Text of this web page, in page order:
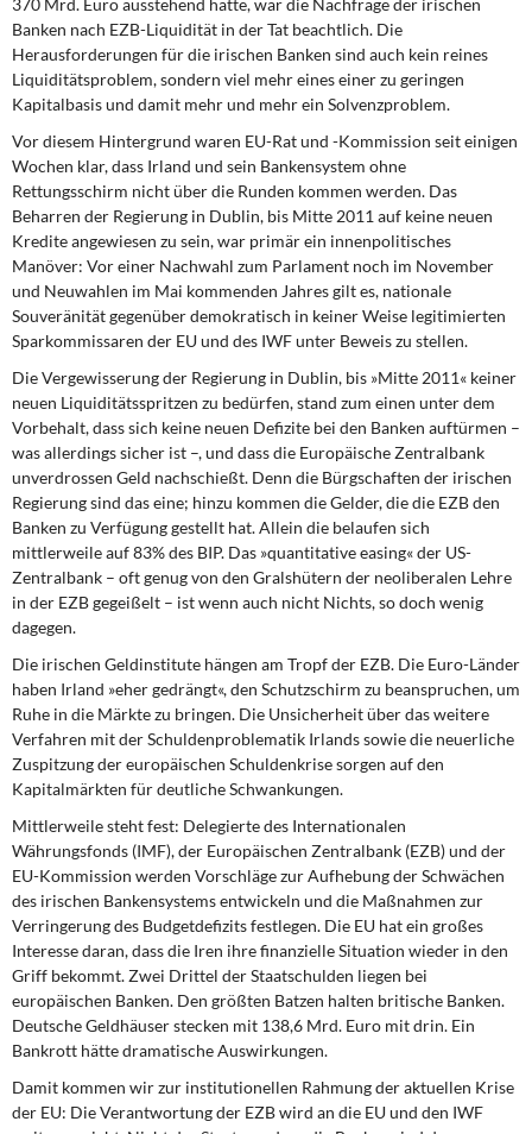
370 Mrd. Euro ausstehend hatte, war die Nachfrage der irischen
Banken nach EZB-Liquidität in der Tat beachtlich. Die
Herausforderungen für die irischen Banken sind auch kein reines
Liquiditätsproblem, sondern viel mehr eines einer zu geringen
Kapitalbasis und damit mehr und mehr ein Solvenzproblem.
Vor diesem Hintergrund waren EU-Ratund -Kommission seit einigen
Wochen klar, dass Irland und sein Bankensystem ohne
Rettungsschirm nicht über die Runden kommen werden. Das
Beharren der Regierung in Dublin, bis Mitte 2011 auf keine neuen
Kredite angewiesen zu sein, war primär ein innenpolitisches
Manöver: Vor einer Nachwahl zum Parlament noch im November
und Neuwahlen im Mai kommenden Jahres gilt es, nationale
Souveränität gegenüber demokratisch in keiner Weise legitimierten
Sparkommissaren der EU und des IWF unter Beweis zu stellen.
Die Vergewisserung der Regierung in Dublin, bis »Mitte 2011« keiner
neuen Liquiditätsspritzen zu bedürfen, stand zum einen unter dem
Vorbehalt, dass sich keine neuen Defizite bei den Banken auftürmen –
was allerdings sicher ist –, und dass die Europäische Zentralbank
unverdrossen Geld nachschießt. Denn die Bürgschaften der irischen
Regierung sind das eine; hinzu kommen die Gelder, die die EZB den
Banken zu Verfügung gestellt hat. Allein die belaufen sich
mittlerweile auf 83% des BIP. Das »quantitative easing« der US-
Zentralbank – oft genug von den Gralshütern der neoliberalen Lehre
in der EZB gegeißelt – ist wenn auch nicht Nichts, so doch wenig
dagegen.
Die irischen Geldinstitute hängen am Tropfder EZB. Die Euro-Länder
haben Irland »eher gedrängt«, den Schutzschirm zu beanspruchen, um
Ruhe in die Märkte zu bringen. Die Unsicherheit über das weitere
Verfahren mit der Schuldenproblematik Irlands sowie die neuerliche
Zuspitzung der europäischen Schuldenkrise sorgen auf den
Kapitalmärkten für deutliche Schwankungen.
Mittlerweile steht fest: Delegierte des Internationalen
Währungsfonds (IMF), der Europäischen Zentralbank (EZB) und der
EU-Kommission werden Vorschläge zur Aufhebung der Schwächen
des irischen Bankensystems entwickeln und die Maßnahmen zur
Verringerung des Budgetdefizits festlegen. Die EU hat ein großes
Interesse daran, dass die Iren ihre finanzielle Situation wieder in den
Griff bekommt. Zwei Drittel der Staatschulden liegen bei
europäischen Banken. Den größten Batzen halten britische Banken.
Deutsche Geldhäuser stecken mit 138,6 Mrd. Euro mit drin. Ein
Bankrott hätte dramatische Auswirkungen.
Damit kommen wir zur institutionellen Rahmungder aktuellen Krise
der EU: Die Verantwortung der EZB wird an die EU und den IWF